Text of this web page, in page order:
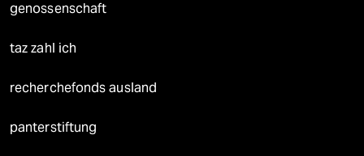
genossenschaft
taz zahl ich
recherchefonds ausland
panterstiftung